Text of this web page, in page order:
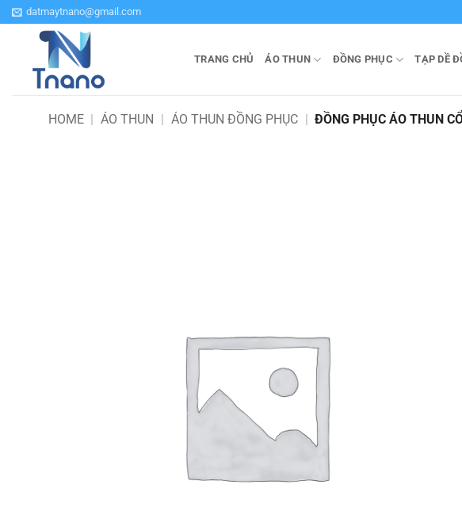
Bỏ
qua
datmaytnano@gmail.com
TRANG CHỦ ÁO THUN ĐỒNG PHỤC TẠP DỀ
HOME | ÁO THUN | ÁO THUN ĐỒNG PHỤC | ĐỒNG PHỤC ÁO THUN